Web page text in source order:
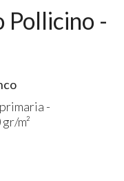
Pollicino -
-
m²